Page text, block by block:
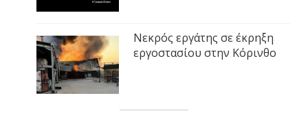
Νεκρός εργάτης σε έκρηξη
εργοστασίου στην Κόρινθο